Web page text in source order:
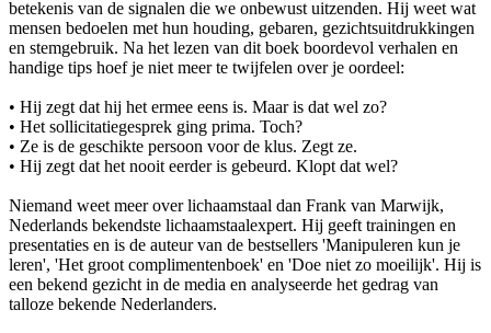
betekenis van de signalen die we onbewust uitzenden. Hij weet wat
mensen bedoelen met hun houding, gebaren, gezichtsuitdrukkingen
en stemgebruik. Na het lezen van dit boek boordevol verhalen en
handige tips hoef je niet meer te twijfelen over je oordeel:
• Hij zegt dat hij het ermee eens is. Maar is dat wel zo?
• Het sollicitatiegesprek ging prima. Toch?
• Ze is de geschikte persoon voor de klus. Zegt ze.
• Hij zegt dat het nooit eerder is gebeurd. Klopt dat wel?
Niemand weet meer over lichaamstaal dan Frank van Marwijk,
Nederlands bekendste lichaamstaalexpert. Hij geeft trainingen en
presentaties en is de auteur van de bestsellers 'Manipuleren kun je
leren', 'Het groot complimentenboek' en 'Doe niet zo moeilijk'. Hij is
een bekend gezicht in de media en analyseerde het gedrag van
talloze bekende Nederlanders.